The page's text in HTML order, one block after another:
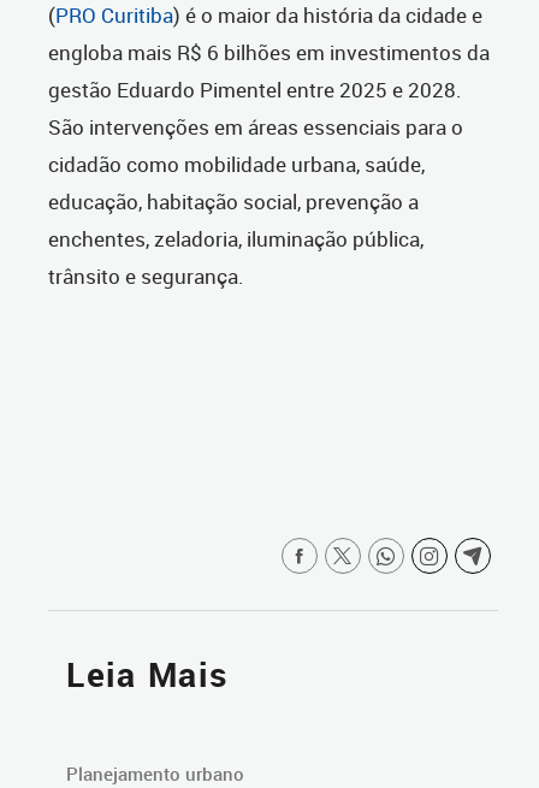
(PRO Curitiba) é o maior da história da cidade e
engloba mais R$ 6 bilhões em investimentos da
gestão Eduardo Pimentel entre 2025 e 2028.
São intervenções em áreas essenciais para o
cidadão como mobilidade urbana, saúde,
educação, habitação social, prevenção a
enchentes, zeladoria, iluminação pública,
trânsito e segurança.
Leia Mais
Planejamento urbano